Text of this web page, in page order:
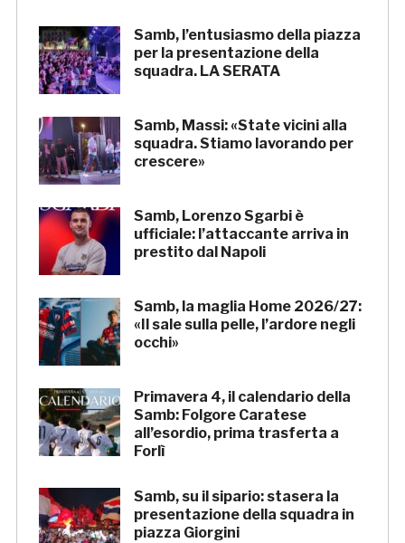
Samb, l’entusiasmo della piazza
per la presentazione della
squadra. LA SERATA
Samb, Massi: «State vicini alla
squadra. Stiamo lavorando per
crescere»
Samb, Lorenzo Sgarbi è
ufficiale: l’attaccante arriva in
prestito dal Napoli
Samb, la maglia Home 2026/27:
«Il sale sulla pelle, l’ardore negli
occhi»
Primavera 4, il calendario della
Samb: Folgore Caratese
all’esordio, prima trasferta a
Forlì
Samb, su il sipario: stasera la
presentazione della squadra in
piazza Giorgini